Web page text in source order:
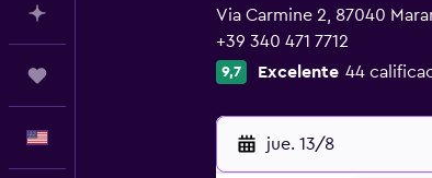
Via Carmine 2, 87040
+39 340 471 7712
9,7 Excelente 44
jue. 13/8